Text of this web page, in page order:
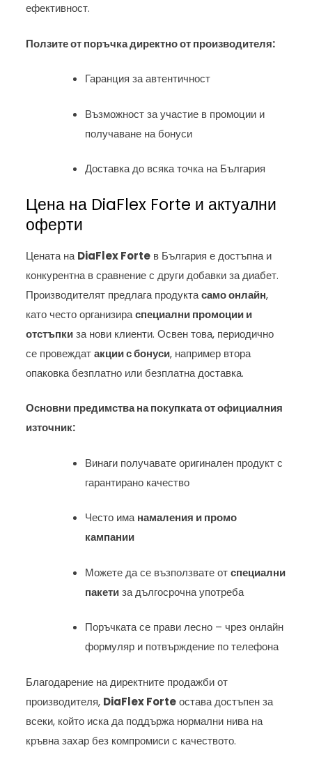
ефективност.
Ползите от поръчка директно от производителя:
Гаранция за автентичност
Възможност за участие в промоции и
получаване на бонуси
Доставка до всяка точка на България
Цена на DiaFlex Forte и актуални
оферти
Цената наDiaFlex Forte в България е достъпна и
конкурентна в сравнение с други добавки за диабет.
Производителят предлага продуктасамо онлайн,
като често организираспециални промоции и
отстъпкиза нови клиенти. Освен това, периодично
се провеждатакции с бонуси, например втора
опаковка безплатно или безплатна доставка.
Основни предимства на покупката от официалния
източник:
Винаги получавате оригинален продукт с
гарантирано качество
Често иманамаления и промо
кампании
Можете да се възползвате отспециални
пакетиза дългосрочна употреба
Поръчката се прави лесно – чрез онлайн
формуляр и потвърждение по телефона
Благодарение на директните продажби от
производителя, DiaFlex Forteостава достъпен за
всеки, който иска да поддържа нормални нива на
кръвна захар без компромиси с качеството.